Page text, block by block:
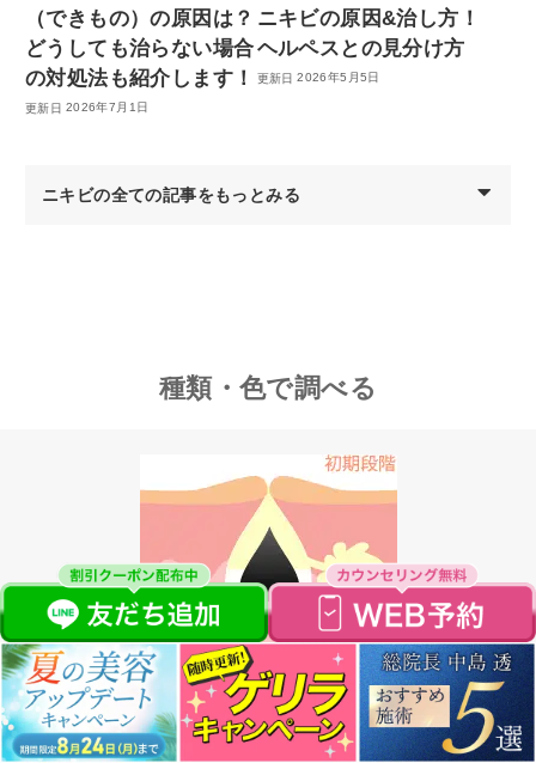
（できもの）の原因は？
どうしても治らない場合
の対処法も紹介します！
2026年7月1日
ニキビの原因&治し方！
ヘルペスとの見分け方
2026年5月5日
ニキビの全ての記事をもっとみる
ニキビ跡の赤みの治し
方&消す方法は？市販
2025年5月16日
皮膚科・美容外科クリ
ニックのニキビ跡の治
を紹介！
2025年7月8日
ニキビ跡の種類はどん
なものがある？原因か
ら予防方法まで詳しく
ニキビ跡を治す方法と
は｜原因から自力でで
きるケア方法まで解説
種類・色で調べる
レベル1★
白ニキビ